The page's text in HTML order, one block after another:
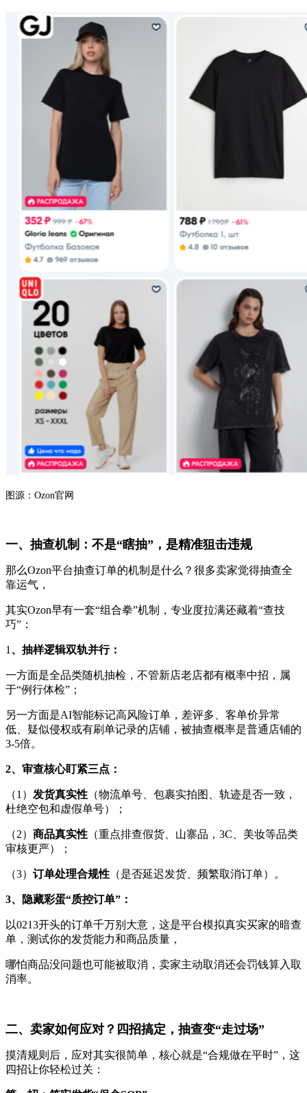
图源：Ozon官网
一、抽查机制：不是“瞎抽”，是精准狙击违规
那么Ozon平台抽查订单的机制是什么？很多卖家觉得抽查全
靠运气，
其实Ozon早有一套“组合拳”机制，专业度拉满还藏着“查技
巧”：
1 、 抽样逻辑双轨并行：
一方面是全品类随机抽检，不管新店老店都有概率中招，属
于“例行体检”；
另一方面是AI智能标记高风险订单，差评多、客单价异常
低、疑似侵权或有刷单记录的店铺，被抽查概率是普通店铺的
3-5倍。
2、 审查核心盯紧三点：
（1） 发货真实性 （物流单号、包裹实拍图、轨迹是否一致，
杜绝空包和虚假单号）；
（2） 商品真实性 （重点排查假货、山寨品，3C、美妆等品类
审核更严）；
（3） 订单处理合规性 （是否延迟发货、频繁取消订单）。
3、 隐藏彩蛋“质控订单”：
以0213开头的订单千万别大意，这是平台模拟真实买家的暗查
单，测试你的发货能力和商品质量，
哪怕商品没问题也可能被取消，卖家主动取消还会罚钱算入取
消率。
二、卖家如何应对？四招搞定，抽查变“走过场”
摸清规则后，应对其实很简单，核心就是“合规做在平时”，这
四招让你轻松过关：